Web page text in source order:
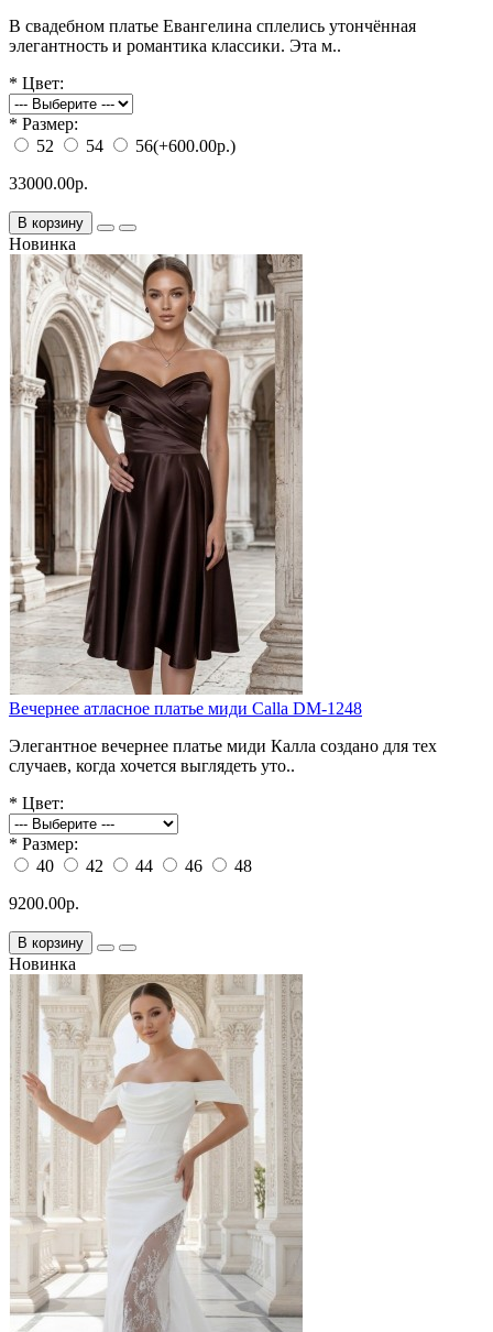
В свадебном платье Евангелина сплелись утончённая
элегантность и романтика классики. Эта м..
* Цвет:
* Размер:
52
54 56(+600.00р.)
33000.00р.
В корзину
Новинка
Вечернее атласное платье миди Calla DM-1248
Элегантное вечернее платье миди Калла создано для тех
случаев, когда хочется выглядеть уто..
* Цвет:
* Размер:
40
42 44 46
48
9200.00р.
В корзину
Новинка